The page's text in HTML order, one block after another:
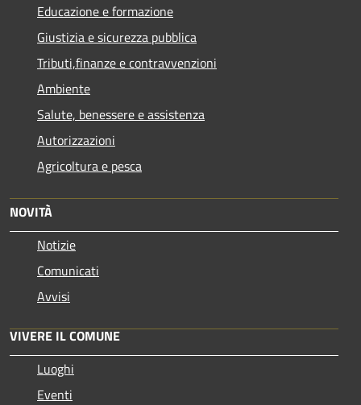
Educazione e formazione
Giustizia e sicurezza pubblica
Tributi,finanze e contravvenzioni
Ambiente
Salute, benessere e assistenza
Autorizzazioni
Agricoltura e pesca
NOVITÀ
Notizie
Comunicati
Avvisi
VIVERE IL COMUNE
Luoghi
Eventi